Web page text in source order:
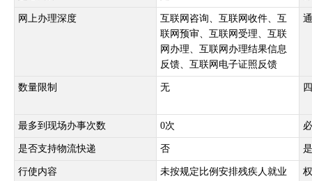
网上办理深度
互联网咨询、互联网收件、互
联网预审、互联网受理、互联
网办理、互联网办理结果信息
反馈、互联网电子证照反馈
数量限制 无
最多到现场办事次数 0次
是否支持物流快递 否
行使内容
未按规定比例安排残疾人就业